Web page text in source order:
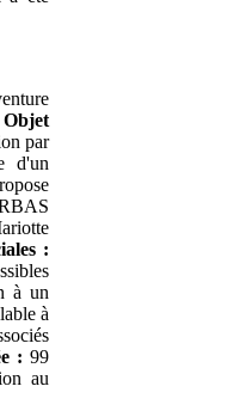
Objet
par
d'un
:
à un
à
: 99
au